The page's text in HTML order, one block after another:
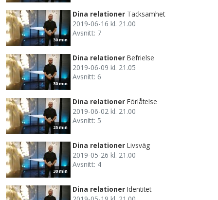
30 min
Dina relationer Tacksamhet
2019-06-16 kl. 21.00
Avsnitt: 7
30 min
Dina relationer Befrielse
2019-06-09 kl. 21.05
Avsnitt: 6
25 min
Dina relationer Förlåtelse
2019-06-02 kl. 21.00
Avsnitt: 5
30 min
Dina relationer Livsväg
2019-05-26 kl. 21.00
Avsnitt: 4
Dina relationer Identitet